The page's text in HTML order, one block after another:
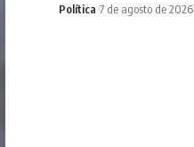
Política 7 de agosto de 2026